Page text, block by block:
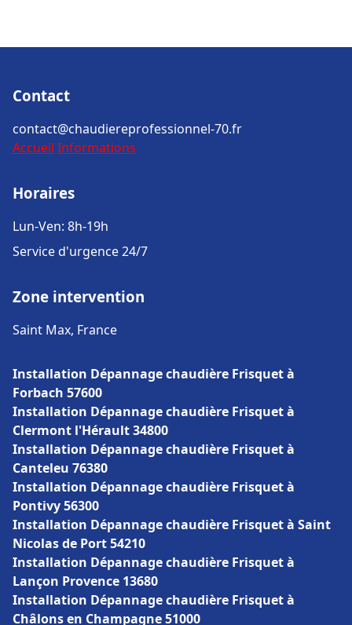
Contact
contact@chaudiereprofessionnel-70.fr
Accueil Informations
Horaires
Lun-Ven: 8h-19h
Service d'urgence 24/7
Zone intervention
Saint Max, France
Installation Dépannage chaudière Frisquet à
Forbach 57600
Installation Dépannage chaudière Frisquet à
Clermont l'Hérault 34800
Installation Dépannage chaudière Frisquet à
Canteleu 76380
Installation Dépannage chaudière Frisquet à
Pontivy 56300
Installation Dépannage chaudière Frisquet à Saint
Nicolas de Port 54210
Installation Dépannage chaudière Frisquet à
Lançon Provence 13680
Installation Dépannage chaudière Frisquet à
Châlons en Champagne 51000